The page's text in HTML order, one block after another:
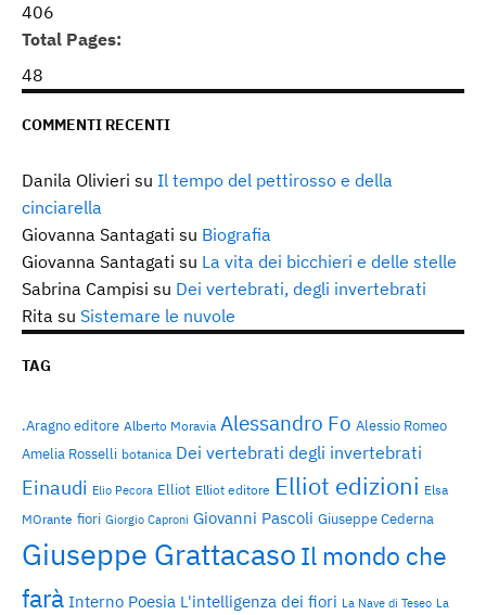
406
Total Pages:
48
COMMENTI RECENTI
Danila Olivieri su Il tempo del pettirosso e della
cinciarella
Giovanna Santagati su Biografia
Giovanna Santagati su La vita dei bicchieri e delle stelle
Sabrina Campisi su Dei vertebrati, degli invertebrati
Rita su Sistemare le nuvole
TAG
.Aragno editore Alberto Moravia Alessandro Fo Alessio Romeo
Amelia Rosselli botanica Dei vertebrati degli invertebrati
Einaudi Elio Pecora Elliot Elliot editore Elliot edizioni Elsa
MOrante fiori Giorgio Caproni Giovanni Pascoli Giuseppe Cederna
Giuseppe Grattacaso Il mondo che
farà Interno Poesia L'intelligenza dei fiori La Nave di Teseo La